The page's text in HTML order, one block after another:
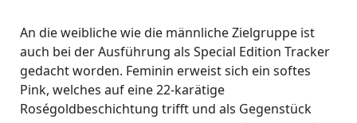
An die weibliche wie die männliche Zielgruppe ist
auch bei der Ausführung als Special Edition Tracker
gedacht worden. Feminin erweist sich ein softes
Pink, welches auf eine 22-karätige
Roségoldbeschichtung trifft und als Gegenstück